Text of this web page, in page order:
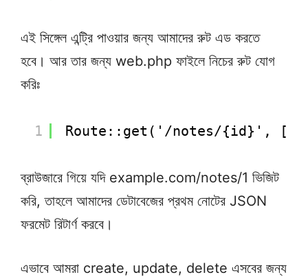
এই সিঙ্গেল এন্ট্রি পাওয়ার জন্য আমাদের রুট এড করতে
হবে। আর তার জন্য web.php ফাইলে নিচের রুট যোগ
করিঃ
1 Route::get('/notes/{id}',
ব্রাউজারে গিয়ে যদি example.com/notes/1 ভিজিট
করি, তাহলে আমাদের ডেটাবেজের প্রথম নোটের JSON
ফরমেট রিটার্ণ করবে।
এভাবে আমরা create, update, delete এসবের জন্য